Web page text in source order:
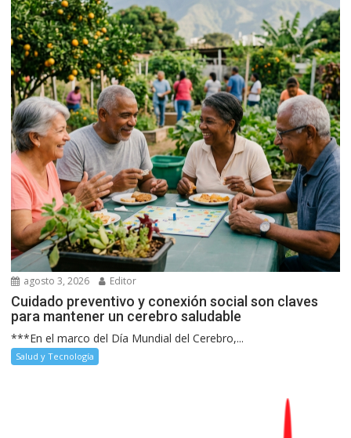
agosto 3, 2026 Editor
Cuidado preventivo y conexión social son claves
para mantener un cerebro saludable
***En el marco del Día Mundial del Cerebro,...
Salud y Tecnología